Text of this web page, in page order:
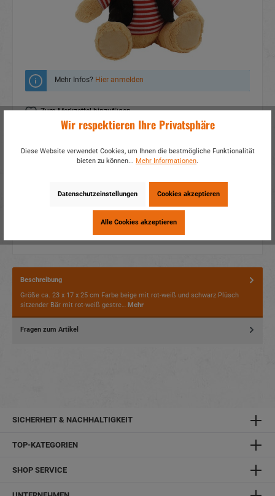
Mehr Infos? Hier anmelden
Zum Merkzettel hinzufügen
30842
Beschreibung
Größe ca. 23 x 17 x 25 cm Farbe beige mit rot-weiß und schwarz Plüsch
sitzender Bär mit rot-weiß gestre… Mehr
Fragen zum Artikel
SICHERHEIT & NACHHALTIGKEIT
TOP-KATEGORIEN
SHOP SERVICE
Wir respektieren Ihre Privatsphäre
Diese Website verwendet Cookies, um Ihnen die bestmögliche Funktionalität
bieten zu können... Mehr Informationen.
Datenschutzeinstellungen Cookies akzeptieren
Alle Cookies akzeptieren